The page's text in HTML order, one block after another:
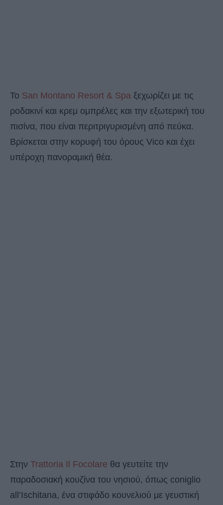
Το San Montano Resort & Spa ξεχωρίζει με τις
ροδακινί και κρεμ ομπρέλες και την εξωτερική του
πισίνα, που είναι περιτριγυρισμένη από πεύκα.
Βρίσκεται στην κορυφή του όρους Vico και έχει
υπέροχη πανοραμική θέα.
Στην Trattoria Il Focolare θα γευτείτε την
παραδοσιακή κουζίνα του νησιού, όπως coniglio
all’Ischitana, ένα στιφάδο κουνελιού με γευστική